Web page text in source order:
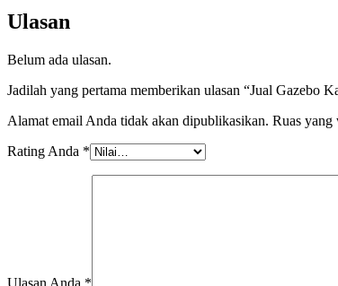
Ulasan
Belum ada ulasan.
Jadilah yang pertama memberikan ulasan “Jual Gazebo
Alamat email Anda tidak akan dipublikasikan. Ruas yang
Rating Anda *
Ulasan Anda *